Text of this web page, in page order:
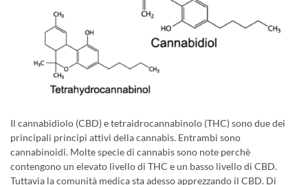
Il cannabidiolo (CBD) e tetraidrocannabinolo (THC) sono due dei
principali principi attivi della cannabis. Entrambi sono
cannabinoidi. Molte specie di cannabis sono note perchè
contengono un elevato livello di THC e un basso livello di CBD.
Tuttavia la comunità medica sta adesso apprezzando il CBD. Di